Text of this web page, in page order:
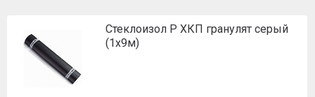
Стеклоизол Р ХКП гранулят серый
(1х9м)